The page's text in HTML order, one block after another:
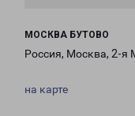
МОСКВА БУТОВО
Россия, Москва, 2-я
на карте